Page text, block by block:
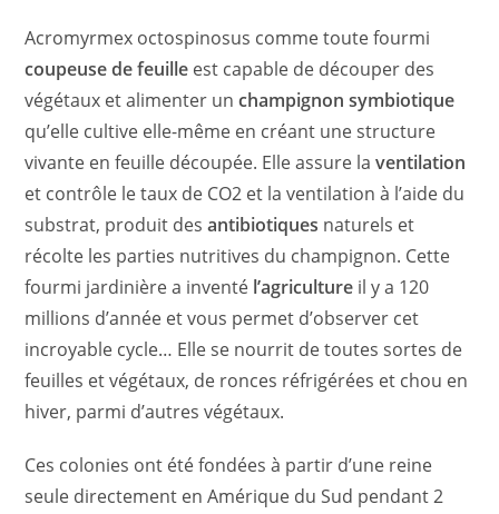
Acromyrmex octospinosus comme toute fourmi
coupeuse de feuille est capable de découper des
végétaux et alimenter unchampignon symbiotique
qu’elle cultive elle-même en créant une structure
vivante en feuille découpée. Elle assure laventilation
et contrôle le taux de CO2 et la ventilation à l’aide du
substrat, produit desantibiotiques naturels et
récolte les parties nutritives du champignon. Cette
fourmi jardinière a inventé l’agriculture il y a 120
millions d’année et vous permet d’observer cet
incroyable cycle… Elle se nourrit de toutes sortes de
feuilles et végétaux, de ronces réfrigérées et chou en
hiver, parmi d’autres végétaux.
Ces colonies ont été fondées à partir d’une reine
seule directement en Amérique du Sud pendant 2